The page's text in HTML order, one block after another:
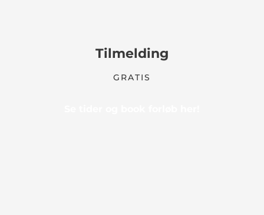
Tilmelding
GRATIS